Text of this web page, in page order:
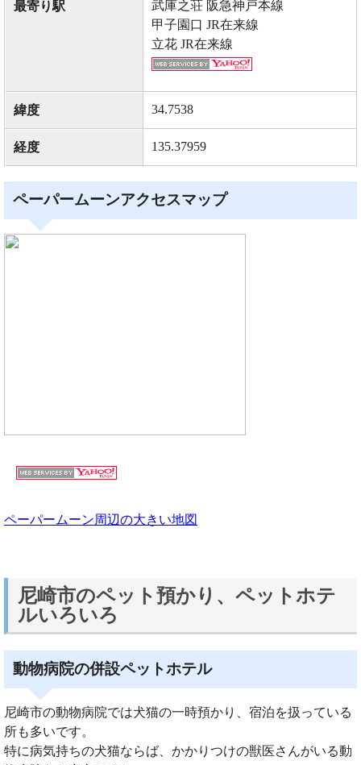
最寄り駅
武庫之荘 阪急神戸本線
甲子園口 JR在来線
立花 JR在来線
緯度 34.7538
経度 135.37959
ペーパームーンアクセスマップ
ペーパームーン周辺の大きい地図
尼崎市のペット預かり、ペットホテ
ルいろいろ
動物病院の併設ペットホテル
尼崎市の動物病院では犬猫の一時預かり、宿泊を扱っている
所も多いです。
特に病気持ちの犬猫ならば、かかりつけの獣医さんがいる動